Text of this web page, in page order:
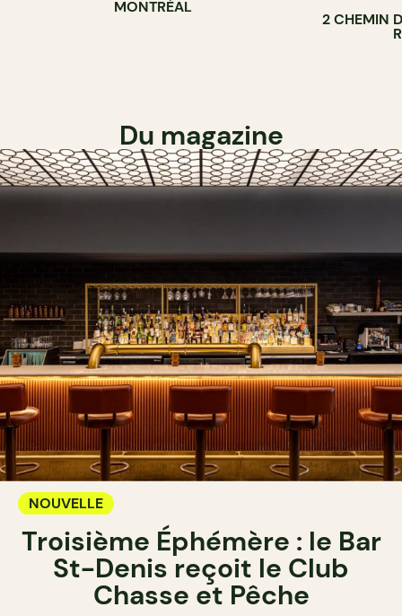
MONTRÉAL
2 CHEMIN
Du magazine
NOUVELLE
Troisième Éphémère : le Bar
St-Denis reçoit le Club
Chasse et Pêche